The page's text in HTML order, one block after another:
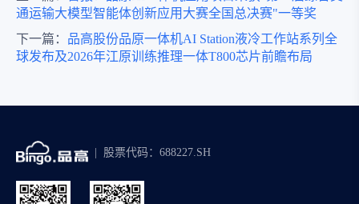
通运输大模型智能体创新应用大赛全国总决赛"一等奖
下一篇： 品高股份品原一体机AI Station液冷工作站系列全
球发布及2026年江原训练推理一体T800芯片前瞻布局
股票代码：688227.SH